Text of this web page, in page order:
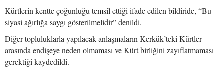
Kürtlerin kentte çoğunluğu temsil ettiği ifade edilen bildiride, “Bu
siyasi ağırlığa saygı gösterilmelidir” denildi.
Diğer topluluklarla yapılacak anlaşmaların Kerkük’teki Kürtler
arasında endişeye neden olmaması ve Kürt birliğini zayıflatmaması
gerektiği kaydedildi.